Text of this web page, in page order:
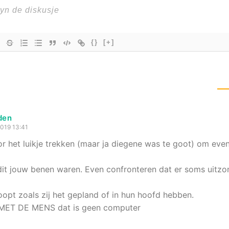
{} [+]
13:41
het luikje trekken (maar ja diegene was te goot) om
jouw benen waren. Even confronteren dat er soms
zoals zij het gepland of in hun hoofd hebben.
DE MENS dat is geen computer